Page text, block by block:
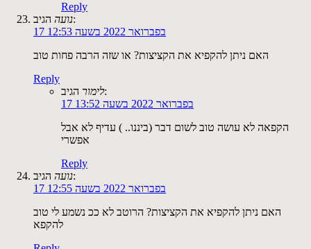
Reply
נועההגיב:
17 בפברואר 2022 בשעה 12:53
האם ניתן להקפיא את הקציצות? או שזה הרבה פחות טוב
Reply
לימורהגיב:
17 בפברואר 2022 בשעה 13:52
הקפאה לא עושה טוב לשום דבר (ביננו.. ) עדיף לא אבל
אפשרי
Reply
נועההגיב:
17 בפברואר 2022 בשעה 12:55
האם ניתן להקפיא את הקציצות? הרוטב לא ככ נשמע לי טוב
להקפא